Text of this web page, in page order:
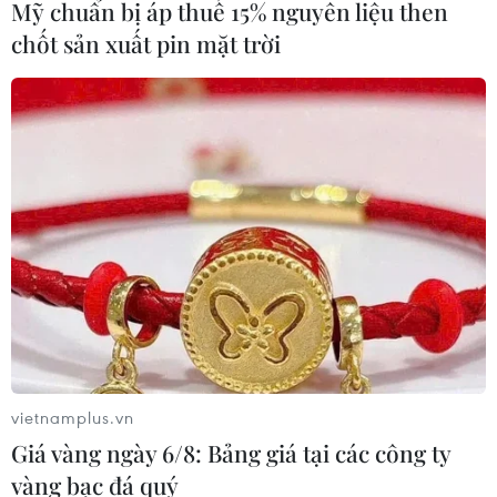
Tuyên dương 63 nhà giáo tiêu biểu là
người dân tộc thiểu số
17/11/2020 15:09
Chương trình “Chia sẻ cùng thầy cô” năm 2020 tuyên
dương các giáo viên người dân tộc thiểu số đang trực
tiếp dạy học cho học sinh vùng sâu, vùng xa, biên giới,
vùng điều kiện kinh tế-xã hội khó khăn.
Mỹ chuẩn bị áp thuế 15% nguyên liệu then
chốt sản xuất pin mặt trời
vietnamplus.vn
Giá vàng ngày 6/8: Bảng giá tại các công ty
vàng bạc đá quý